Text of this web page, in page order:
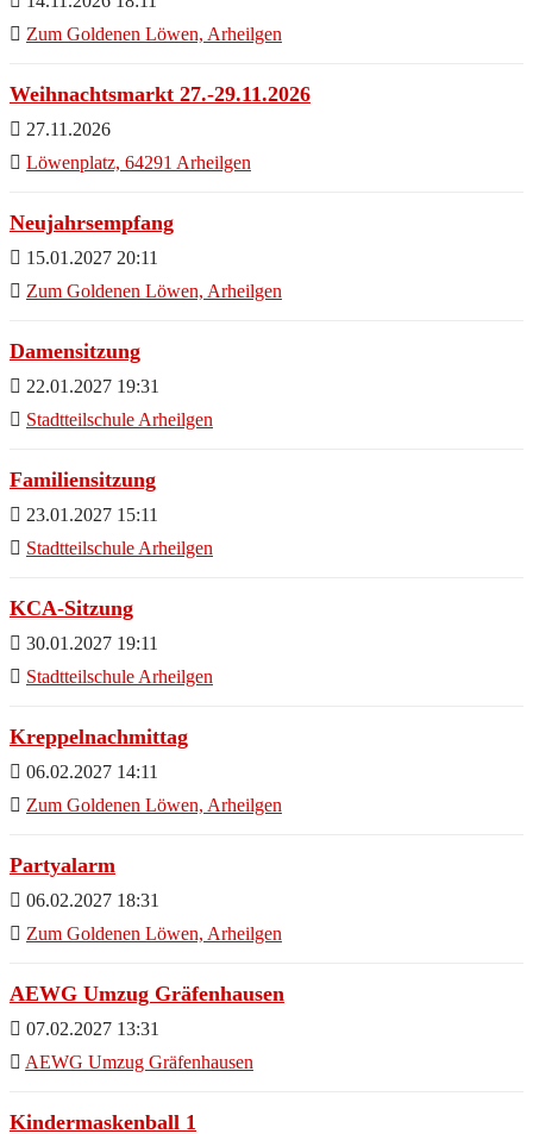
Zum Goldenen Löwen, Arheilgen
Weihnachtsmarkt 27.-29.11.2026
27.11.2026
Löwenplatz, 64291 Arheilgen
Neujahrsempfang
15.01.2027 20:11
Zum Goldenen Löwen, Arheilgen
Damensitzung
22.01.2027 19:31
Stadtteilschule Arheilgen
Familiensitzung
23.01.2027 15:11
Stadtteilschule Arheilgen
KCA-Sitzung
30.01.2027 19:11
Stadtteilschule Arheilgen
Kreppelnachmittag
06.02.2027 14:11
Zum Goldenen Löwen, Arheilgen
Partyalarm
06.02.2027 18:31
Zum Goldenen Löwen, Arheilgen
AEWG Umzug Gräfenhausen
07.02.2027 13:31
AEWG Umzug Gräfenhausen
Kindermaskenball 1